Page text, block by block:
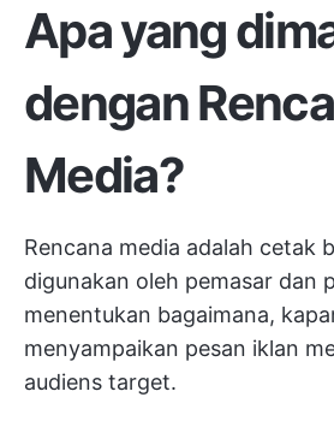
Apa yang
dengan
Media?
Rencana media adalah cetak
digunakan oleh pemasar dan
menentukan bagaimana,
menyampaikan pesan iklan
audiens target.